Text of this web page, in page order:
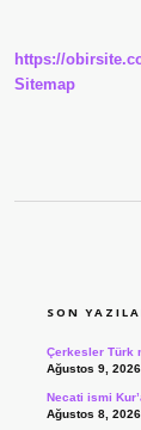
https://
Sitemap
SON
Çerkesler Türk
Ağustos 9, 2026
Necati ismi
Ağustos 8, 2026